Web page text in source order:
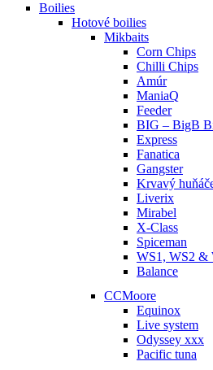
Boilies
Hotové boilies
Mikbaits
Corn Chips
Chilli Chips
Amúr
ManiaQ
Feeder
BIG – BigB
Express
Fanatica
Gangster
Krvavý
Liverix
Mirabel
X-Class
Spiceman
WS1, WS2 &
Balance
CCMoore
Equinox
Live system
Odyssey xxx
Pacific tuna